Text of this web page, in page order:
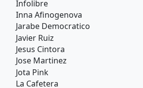
Infolibre
Inna Afinogenova
Jarabe Democratico
Javier Ruiz
Jesus Cintora
Jose Martinez
Jota Pink
La Cafetera